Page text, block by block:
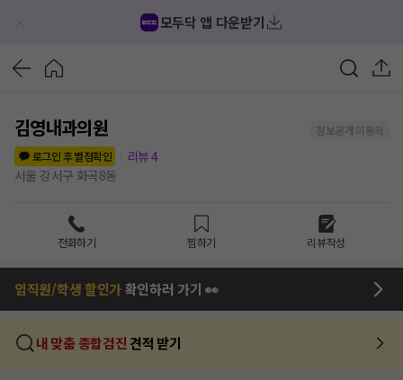
모두닥 앱 다운받기
김영내과의원
정보공개 미동의
로그인 후 별점확인
리뷰4
서울 강서구 화곡8동
전화하기 찜하기 리뷰작성
임직원/학생 할인가확인하러 가기 👀
내 맞춤 종합검진 견적 받기